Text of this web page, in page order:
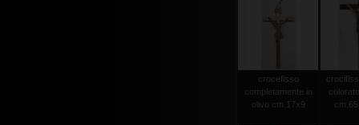
crocefisso
completamente in
olivo cm.17x9